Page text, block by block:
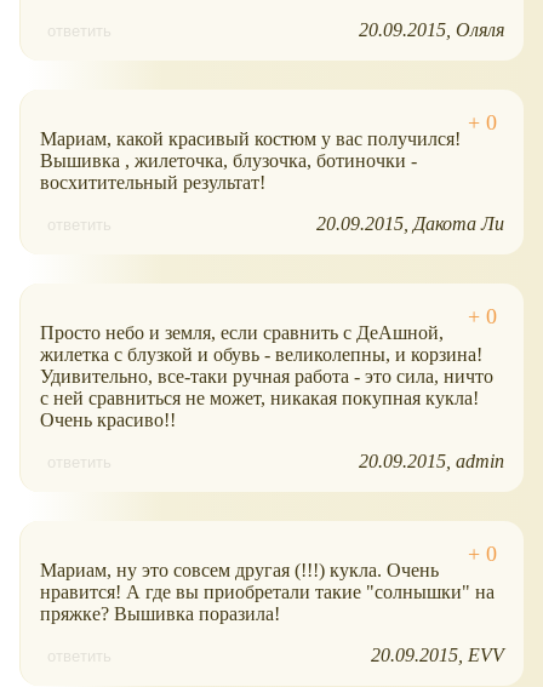
ответить 20.09.2015 Оляля
Мариам, какой красивый костюм у вас получился!
Вышивка , жилеточка, блузочка, ботиночки -
восхитительный результат!
ответить 20.09.2015 Дакота Ли
Просто небо и земля, если сравнить с ДеАшной,
жилетка с блузкой и обувь - великолепны, и корзина!
Удивительно, все-таки ручная работа - это сила, ничто
с ней сравниться не может, никакая покупная кукла!
Очень красиво!!
ответить 20.09.2015 admin
Мариам, ну это совсем другая (!!!) кукла. Очень
нравится! А где вы приобретали такие "солнышки" на
пряжке? Вышивка поразила!
ответить 20.09.2015 EVV